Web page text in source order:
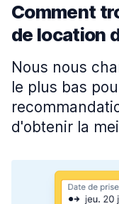
Comment
de location
Nous nous
le plus bas
d'obtenir la